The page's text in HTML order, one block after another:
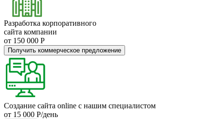
Разработка корпоративного
сайта компании
от 150 000 Р
Получить коммерческое предложение
Создание сайта online с нашим специалистом
от 15 000 Р/день